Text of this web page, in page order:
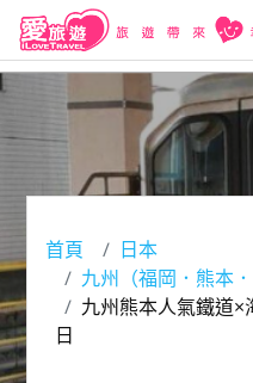
首頁
日本
九州（福岡．熊本
九州熊本人氣鐵道×
日